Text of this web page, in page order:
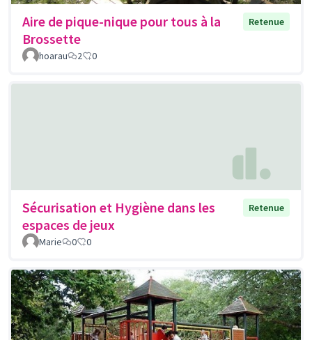
Aire de pique-nique pour tous à la
Brossette
Retenue
hoarau 2 0
Sécurisation et Hygiène dans les
espaces de jeux
Retenue
Marie 0 0